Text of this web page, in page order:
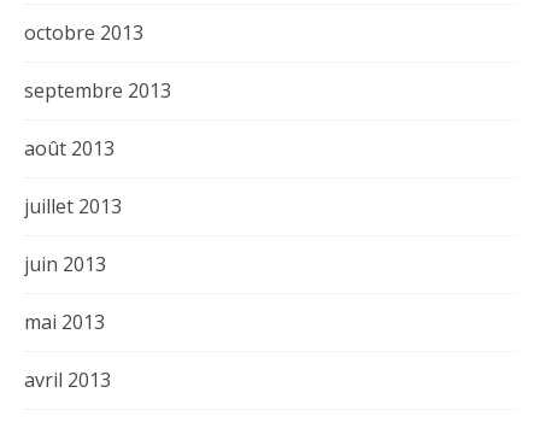
octobre 2013
septembre 2013
août 2013
juillet 2013
juin 2013
mai 2013
avril 2013